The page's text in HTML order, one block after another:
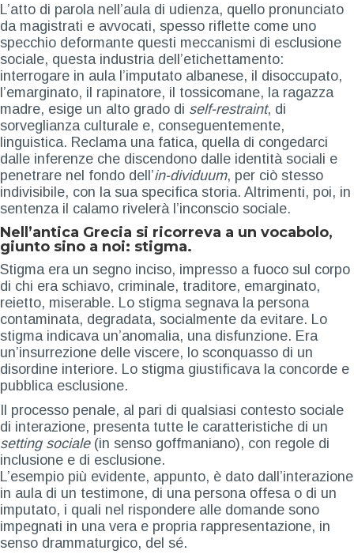
L’atto di parola nell’aula di udienza, quello pronunciato
da magistrati e avvocati, spesso riflette come uno
specchio deformante questi meccanismi di esclusione
sociale, questa industria dell’etichettamento:
interrogare in aula l’imputato albanese, il disoccupato,
l’emarginato, il rapinatore, il tossicomane, la ragazza
madre, esige un alto grado di self-restraint, di
sorveglianza culturale e, conseguentemente,
linguistica. Reclama una fatica, quella di congedarci
dalle inferenze che discendono dalle identità sociali e
penetrare nel fondo dell’in-dividuum, per ciò stesso
indivisibile, con la sua specifica storia. Altrimenti, poi, in
sentenza il calamo rivelerà l’inconscio sociale.
Nell’antica Grecia si ricorreva a un vocabolo,
giunto sino a noi: stigma.
Stigma era un segno inciso, impresso a fuoco sul corpo
di chi era schiavo, criminale, traditore, emarginato,
reietto, miserable. Lo stigma segnava la persona
contaminata, degradata, socialmente da evitare. Lo
stigma indicava un’anomalia, una disfunzione. Era
un’insurrezione delle viscere, lo sconquasso di un
disordine interiore. Lo stigma giustificava la concorde e
pubblica esclusione.
Il processo penale, al pari di qualsiasi contesto sociale
di interazione, presenta tutte le caratteristiche di un
setting sociale(in senso goffmaniano), con regole di
inclusione e di esclusione.
L’esempio più evidente, appunto, è dato dall’interazione
in aula di un testimone, di una persona offesa o di un
imputato, i quali nel rispondere alle domande sono
impegnati in una vera e propria rappresentazione, in
senso drammaturgico, del sé.